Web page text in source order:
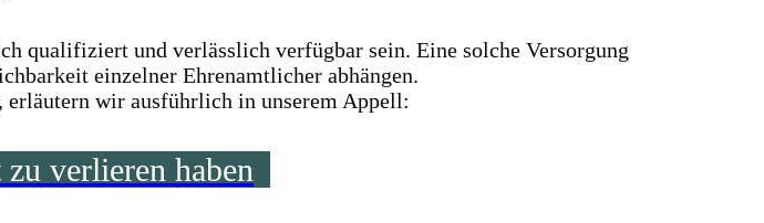
qualifiziert und verlässlich verfügbar sein. Eine solche Versorgung
einzelner Ehrenamtlicher abhängen.
erläutern wir ausführlich in unserem Appell:
verlieren haben